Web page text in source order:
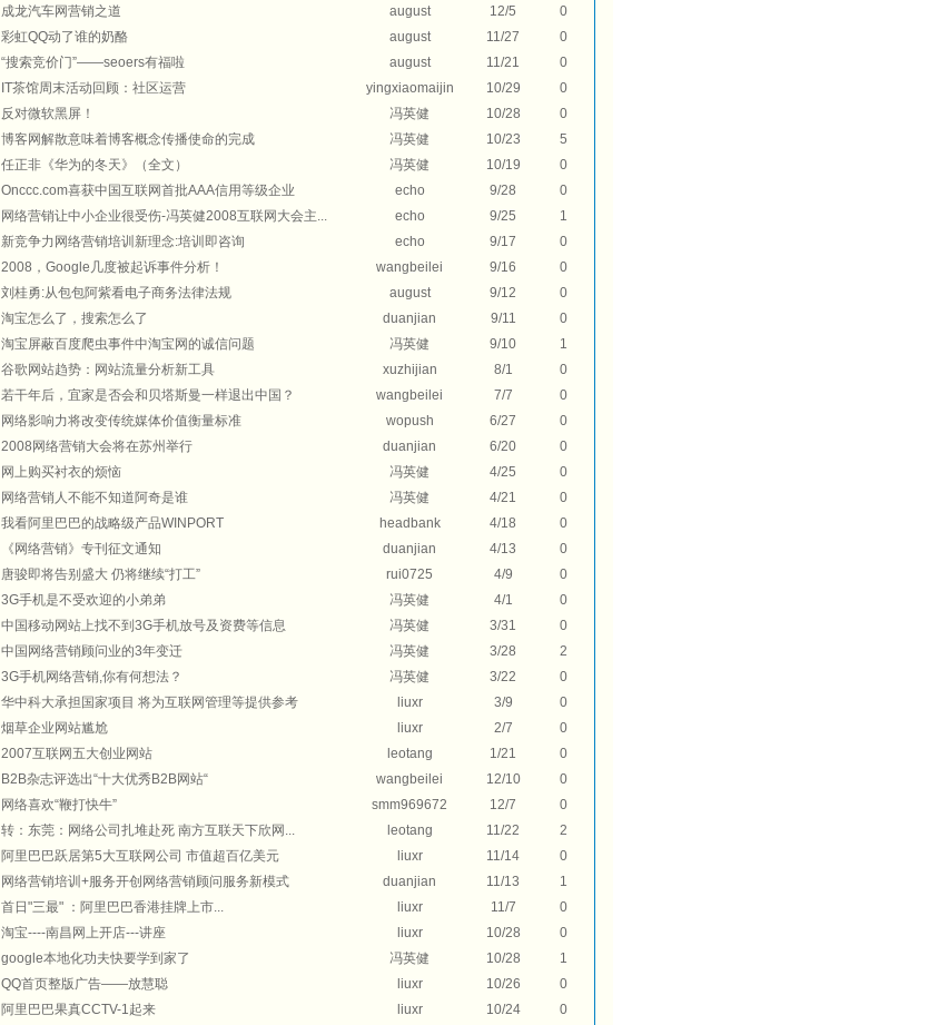
成龙汽车网营销之道
august 12/5
0
彩虹QQ动了谁的奶酪
august 11/27
0
“搜索竞价门”——seoers有福啦
august 11/21
0
IT茶馆周末活动回顾：社区运营
yingxiaomaijin 10/29
0
反对微软黑屏！
冯英健 10/28
0
博客网解散意味着博客概念传播使命的完成
冯英健 10/23
5
任正非《华为的冬天》（全文）
冯英健 10/19
0
Onccc.com喜获中国互联网首批AAA信用等级企业
echo 9/28
0
网络营销让中小企业很受伤-冯英健2008互联网大会主...
echo 9/25
1
新竞争力网络营销培训新理念:培训即咨询
echo 9/17
0
2008，Google几度被起诉事件分析！
wangbeilei 9/16
0
刘桂勇:从包包阿紫看电子商务法律法规
august 9/12
0
淘宝怎么了，搜索怎么了
duanjian 9/11
0
淘宝屏蔽百度爬虫事件中淘宝网的诚信问题
冯英健 9/10
1
谷歌网站趋势：网站流量分析新工具
xuzhijian 8/1
0
若干年后，宜家是否会和贝塔斯曼一样退出中国？
wangbeilei 7/7
0
网络影响力将改变传统媒体价值衡量标准
wopush 6/27
0
2008网络营销大会将在苏州举行
duanjian 6/20
0
网上购买衬衣的烦恼
冯英健 4/25
0
网络营销人不能不知道阿奇是谁
冯英健 4/21
0
我看阿里巴巴的战略级产品WINPORT
headbank 4/18
0
《网络营销》专刊征文通知
duanjian 4/13
0
唐骏即将告别盛大 仍将继续“打工”
rui0725 4/9
0
3G手机是不受欢迎的小弟弟
冯英健 4/1
0
中国移动网站上找不到3G手机放号及资费等信息
冯英健 3/31
0
中国网络营销顾问业的3年变迁
冯英健 3/28
2
3G手机网络营销,你有何想法？
冯英健 3/22
0
华中科大承担国家项目 将为互联网管理等提供参考
liuxr 3/9
0
烟草企业网站尴尬
liuxr 2/7
0
2007互联网五大创业网站
leotang 1/21
0
B2B杂志评选出“十大优秀B2B网站“
wangbeilei 12/10
0
网络喜欢“鞭打快牛”
smm969672 12/7
0
转：东莞：网络公司扎堆赴死 南方互联天下欣网...
leotang 11/22
2
阿里巴巴跃居第5大互联网公司 市值超百亿美元
liuxr 11/14
0
网络营销培训+服务开创网络营销顾问服务新模式
duanjian 11/13
1
首日"三最" ：阿里巴巴香港挂牌上市...
liuxr 11/7
0
淘宝----南昌网上开店---讲座
liuxr 10/28
0
google本地化功夫快要学到家了
冯英健 10/28
1
QQ首页整版广告——放慧聪
liuxr 10/26
0
阿里巴巴果真CCTV-1起来
liuxr 10/24 0